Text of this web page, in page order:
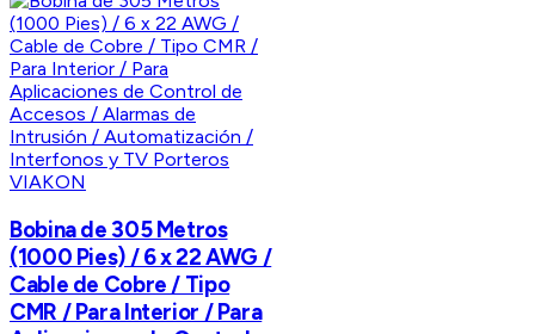
VIAKON
Bobina de 305 Metros
(1000 Pies) / 6 x 22 AWG /
Cable de Cobre / Tipo
CMR / Para Interior / Para